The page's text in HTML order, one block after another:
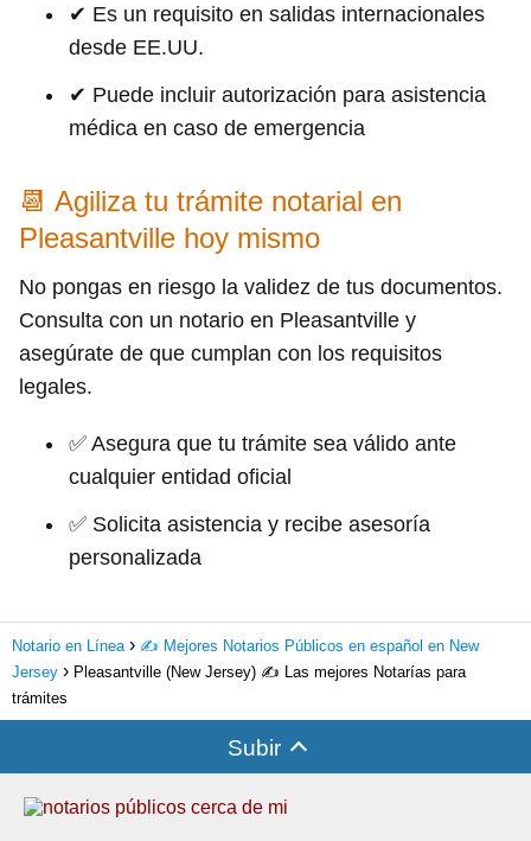
✔ Es un requisito en salidas internacionales
desde EE.UU.
✔ Puede incluir autorización para asistencia
médica en caso de emergencia
📆 Agiliza tu trámite notarial en
Pleasantville hoy mismo
No pongas en riesgo la validez de tus documentos.
Consulta con un notario en Pleasantville y
asegúrate de que cumplan con los requisitos
legales.
✅ Asegura que tu trámite sea válido ante
cualquier entidad oficial
✅ Solicita asistencia y recibe asesoría
personalizada
Notario en Línea
✍️ Mejores Notarios Públicos en español en New
Jersey
Pleasantville (New Jersey) ✍️ Las mejores Notarías para
trámites
Subir